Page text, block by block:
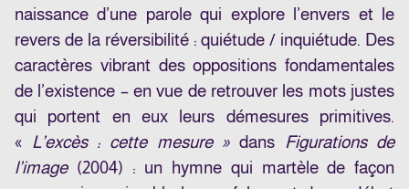
naissance d’une parole qui explore l’envers et le
revers de la réversibilité : quiétude / inquiétude. Des
caractères vibrant des oppositions fondamentales
de l’existence – en vue de retrouver les mots justes
qui portent en eux leurs démesures primitives.
« L’excès : cette mesure »dans Figurations de
l’image(2004) : un hymne qui martèle de façon